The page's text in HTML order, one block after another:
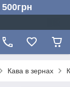
500грн
Кава в зернах